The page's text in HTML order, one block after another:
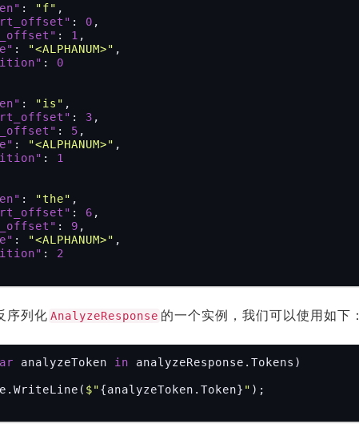
: "f" ,
: 0 ,
: 1 ,
: "<ALPHANUM>" ,
: 0
: "is" ,
: 3 ,
: 5 ,
: "<ALPHANUM>" ,
: 1
: "the" ,
: 6 ,
: 9 ,
: "<ALPHANUM>" ,
: 2
: 18,
: 3
: "language",
序列化 AnalyzeResponse 的一个实例，我们可以使用如下：
analyzeToken in analyzeResponse.Tokens)
$"{analyzeToken.Token} " );